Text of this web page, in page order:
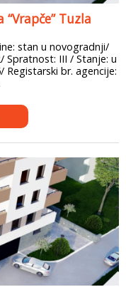
Tuzla
stan u novogradnji/
Spratnost: III / Stanje: u
Registarski br. agencije: